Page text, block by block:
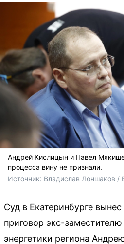
Андрей Кислицын и Павел
процесса вину не признали.
Источник: Владислав Лоншаков /
Суд в Екатеринбурге
приговор экс-
энергетики региона